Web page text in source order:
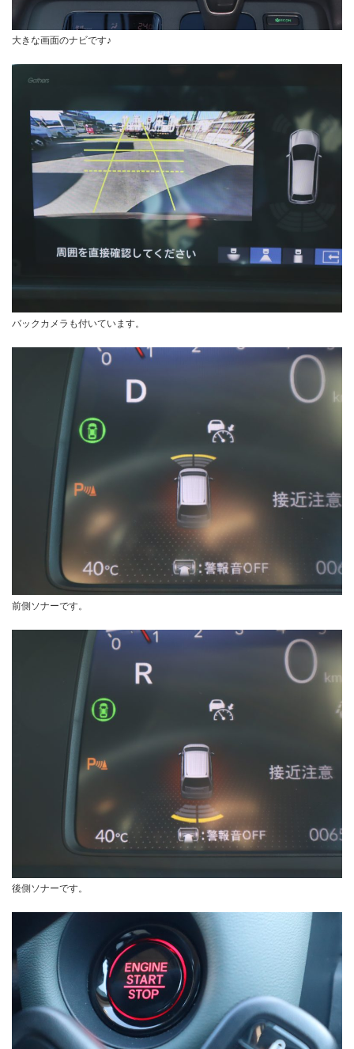
大きな画面のナビです♪
バックカメラも付いています。
前側ソナーです。
後側ソナーです。